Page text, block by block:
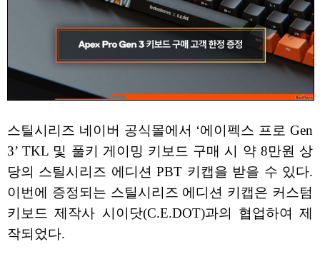
스틸시리즈 네이버 공식몰에서 ‘에이펙스 프로 Gen
3’ TKL 및 풀키 게이밍 키보드 구매 시 약 8만원 상
당의 스틸시리즈 에디션 PBT 키캡을 받을 수 있다.
이번에 증정되는 스틸시리즈 에디션 키캡은 커스텀
키보드 제작사 시이닷(C.E.DOT)과의 협업하여 제
작되었다.